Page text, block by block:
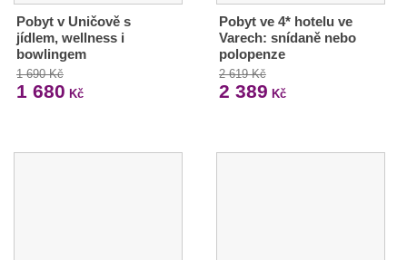
Pobyt v Uničově s
jídlem, wellness i
bowlingem
1 690 Kč
1 680 Kč
Pobyt ve 4* hotelu ve
Varech: snídaně nebo
polopenze
2 619 Kč
2 389 Kč